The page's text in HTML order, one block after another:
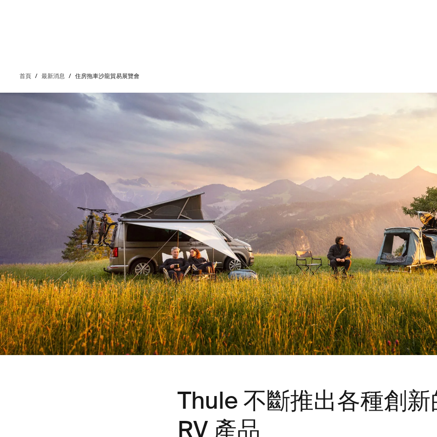
首頁 / 最新消息 / 住房拖車沙龍貿易展覽會
Thule 不斷推出各種創新
RV 產品